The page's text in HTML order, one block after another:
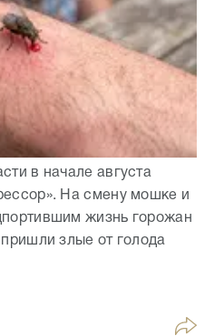
в начале августа
На смену мошке и
жизнь горожан
злые от голода